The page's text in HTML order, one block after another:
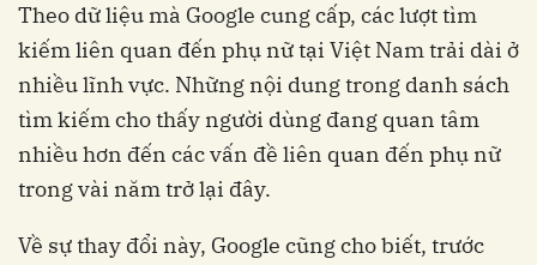
Theo dữ liệu mà Google cung cấp, các lượt tìm
kiếm liên quan đến phụ nữ tại Việt Nam trải dài ở
nhiều lĩnh vực. Những nội dung trong danh sách
tìm kiếm cho thấy người dùng đang quan tâm
nhiều hơn đến các vấn đề liên quan đến phụ nữ
trong vài năm trở lại đây.
Về sự thay đổi này, Google cũng cho biết, trước